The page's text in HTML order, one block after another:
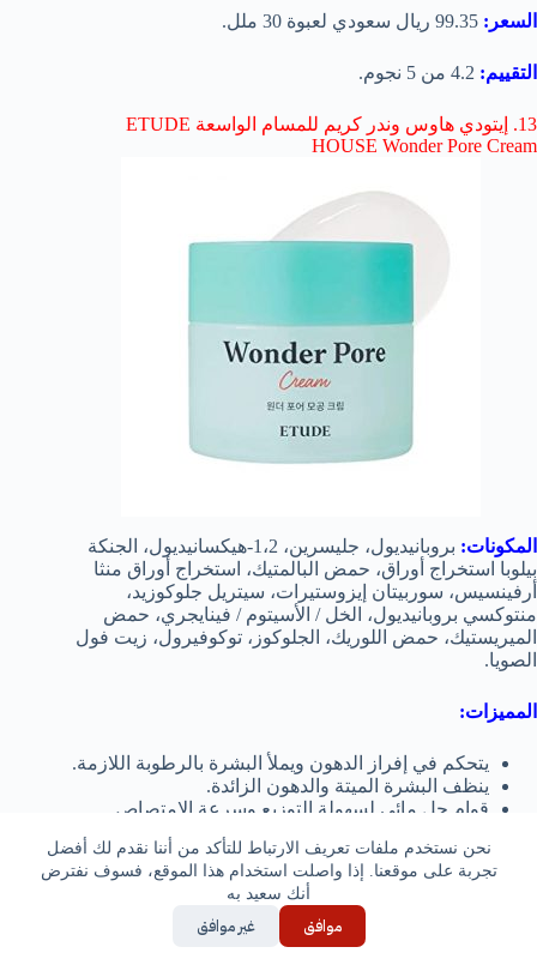
نحن نستخدم ملفات تعريف الارتباط للتأكد من أننا نقدم لك أفضل
تجربة على موقعنا. إذا واصلت استخدام هذا الموقع، فسوف نفترض
أنك سعيد به
موافق غير موافق
السعر: 99.35 ريال سعودي لعبوة 30 ملل.
التقييم: 4.2 من 5 نجوم.
13. إيتودي هاوس وندر كريم للمسام الواسعة ETUDE
HOUSE Wonder Pore Cream
المكونات:
بروبانيديول، جليسرين، 1،2-هيكسانيديول، الجنكة
بيلوبا استخراج أوراق، حمض البالمتيك، استخراج أوراق منثا
أرفينسيس، سوربيتان إيزوستيرات، سيتريل جلوكوزيد،
منتوكسي بروبانيديول، الخل / الأسيتوم / فينايجري، حمض
الميريستيك، حمض اللوريك، الجلوكوز، توكوفيرول، زيت فول
الصويا.
المميزات:
يتحكم في إفراز الدهون ويملأ البشرة بالرطوبة اللازمة.
ينظف البشرة الميتة والدهون الزائدة.
قوام جل مائي لسهولة التوزيع وسرعة الامتصاص.
مناسب للبشرة الحساسة.
لا يسبب تهيج.
منخفض الأس الهيدروجيني ، ليطابق لرجة الحموضة
مختبر من قبل أطباء الأمراض الجلدية